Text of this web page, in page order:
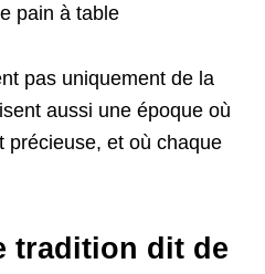
pain à table
pas uniquement de la
aussi une époque où
précieuse, et où chaque
tradition dit de